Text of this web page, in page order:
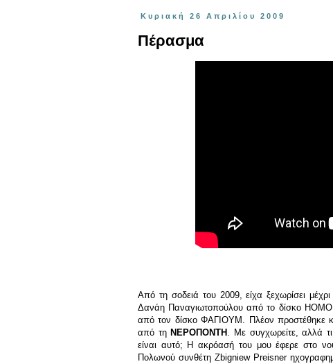
Κυριακή 26 Απριλίου 2009
Πέρασμα
Από τη σοδειά του 2009, είχα ξεχωρίσει
Δανάη Παναγιωτοπούλου από το δίσκο
από τον δίσκο ΦΑΓΙΟΥΜ. Πλέον προστέθηκε
από τηΝΕΡΟΠΟΝΤΗ . Με συγχωρείτε, αλλά
είναι αυτό; Η ακρόασή του μου έφερε στο
Πολωνού συνθέτη Zbigniew Preisner